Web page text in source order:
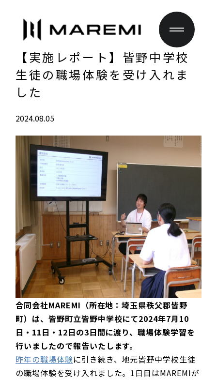
【実施レポート】皆野中学校
生徒の職場体験を受け入れま
した
2024.08.05
合同会社MAREMI（所在地：埼玉県秩父郡皆野
町） は、皆野町立皆野中学校にて2024年7月10
日・11日・12日の3日間に渡り、職場体験学習を
行いましたので報告いたします。
昨年の職場体験に引き続き、地元皆野中学校生徒
の職場体験を受け入れました。1日目はMAREMIが